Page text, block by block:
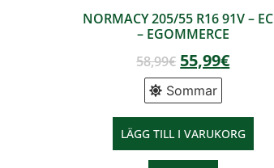
NORMACY 205/55 R16 91V –
– EGOMMERCE
58,99€ 55,99€
Sommar
LÄGG TILL I VARUKORG